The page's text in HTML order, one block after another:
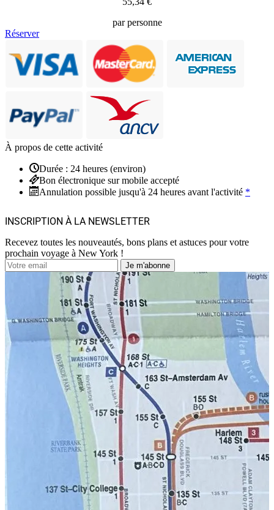
par personne
Réserver
À propos de cette activité
Durée : 24 heures (environ)
Bon électronique sur mobile accepté
Annulation possible jusqu'à 24 heures avant l'activité *
INSCRIPTION À LA NEWSLETTER
Recevez toutes les nouveautés, bons plans et astuces pour votre
prochain voyage à New York !
Je m'abonne